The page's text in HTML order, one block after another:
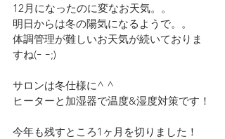
12月になったのに変なお天気。。
明日からは冬の陽気になるようで。。
体調管理が難しいお天気が続いておりま
すね(ｰ ｰ;)
サロンは冬仕様に^ ^
ヒーターと加湿器で温度&湿度対策です！
今年も残すところ1ヶ月を切りました！